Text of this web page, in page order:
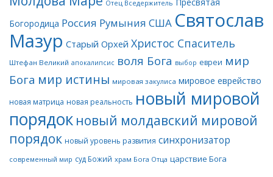
Отец Вседержитель Пресвятая
Богородица Россия Румыния США Святослав
Мазур Старый Орхей Христос Спаситель
Штефан Великий апокалипсис воля Бога выбор евреи мир
Бога мир истины мировая закулиса мировое еврейство
новая матрица новая реальность новый мировой
порядок новый молдавский мировой
порядок новый уровень развития синхронизатор
современный мир суд Божий храм Бога Отца царствие Бога